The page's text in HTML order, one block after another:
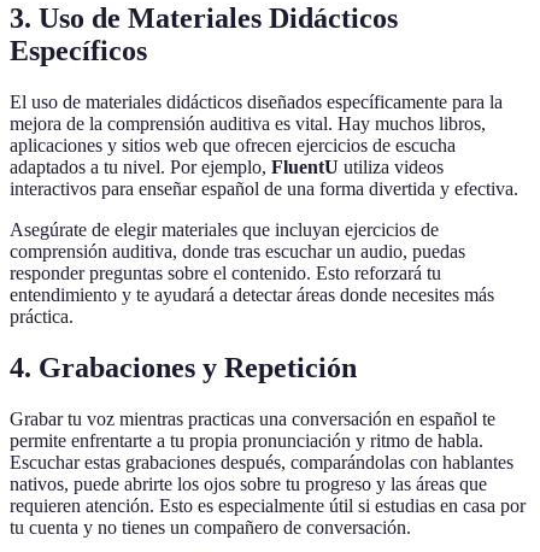
3. Uso de Materiales Didácticos
Específicos
El uso de materiales didácticos diseñados específicamente para la
mejora de la comprensión auditiva es vital. Hay muchos libros,
aplicaciones y sitios web que ofrecen ejercicios de escucha
adaptados a tu nivel. Por ejemplo, FluentU utiliza videos
interactivos para enseñar español de una forma divertida y efectiva.
Asegúrate de elegir materiales que incluyan ejercicios de
comprensión auditiva, donde tras escuchar un audio, puedas
responder preguntas sobre el contenido. Esto reforzará tu
entendimiento y te ayudará a detectar áreas donde necesites más
práctica.
4. Grabaciones y Repetición
Grabar tu voz mientras practicas una conversación en español te
permite enfrentarte a tu propia pronunciación y ritmo de habla.
Escuchar estas grabaciones después, comparándolas con hablantes
nativos, puede abrirte los ojos sobre tu progreso y las áreas que
requieren atención. Esto es especialmente útil si estudias en casa por
tu cuenta y no tienes un compañero de conversación.